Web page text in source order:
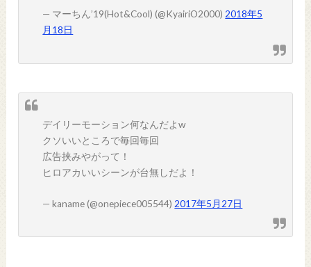
— マーちん’19(Hot&Cool) (@KyairiO2000) 2018年5
月18日
デイリーモーション何なんだよw
クソいいところで毎回毎回
広告挟みやがって！
ヒロアカいいシーンが台無しだよ！
— kaname (@onepiece005544) 2017年5月27日